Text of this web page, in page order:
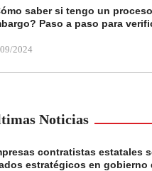
saber si tengo un
Paso a paso para
2024
Noticias
contratistas estatales
estratégicos en gobierno